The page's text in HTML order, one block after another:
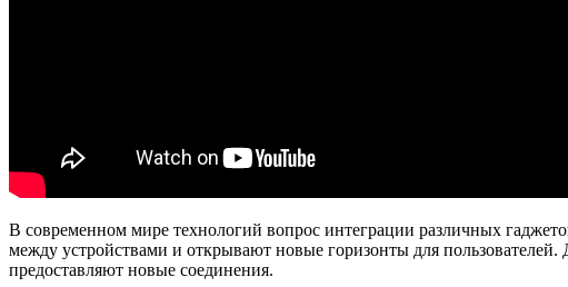
В современном мире технологий вопрос интеграции различных
между устройствами и открывают новые горизонты для
предоставляют новые соединения.